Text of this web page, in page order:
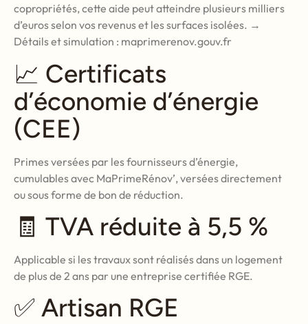
copropriétés, cette aide peut atteindre plusieurs milliers
d’euros selon vos revenus et les surfaces isolées. →
Détails et simulation : maprimerenov.gouv.fr
📈 Certificats
d’économie d’énergie
(CEE)
Primes versées par les fournisseurs d’énergie,
cumulables avec MaPrimeRénov’, versées directement
ou sous forme de bon de réduction.
🧾 TVA réduite à 5,5 %
Applicable si les travaux sont réalisés dans un logement
de plus de 2 ans par une entreprise certifiée RGE.
✅ Artisan RGE